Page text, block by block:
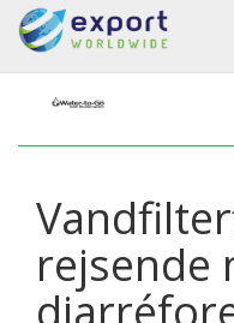
rejsende